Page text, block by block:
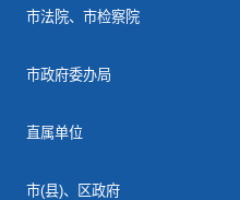
市法院、市检察院
市政府委办局
直属单位
市(县)、区政府